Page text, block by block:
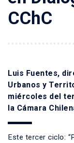
CChC
Luis Fuentes,
Urbanos y
miércoles del
la Cámara
Este tercer ciclo: